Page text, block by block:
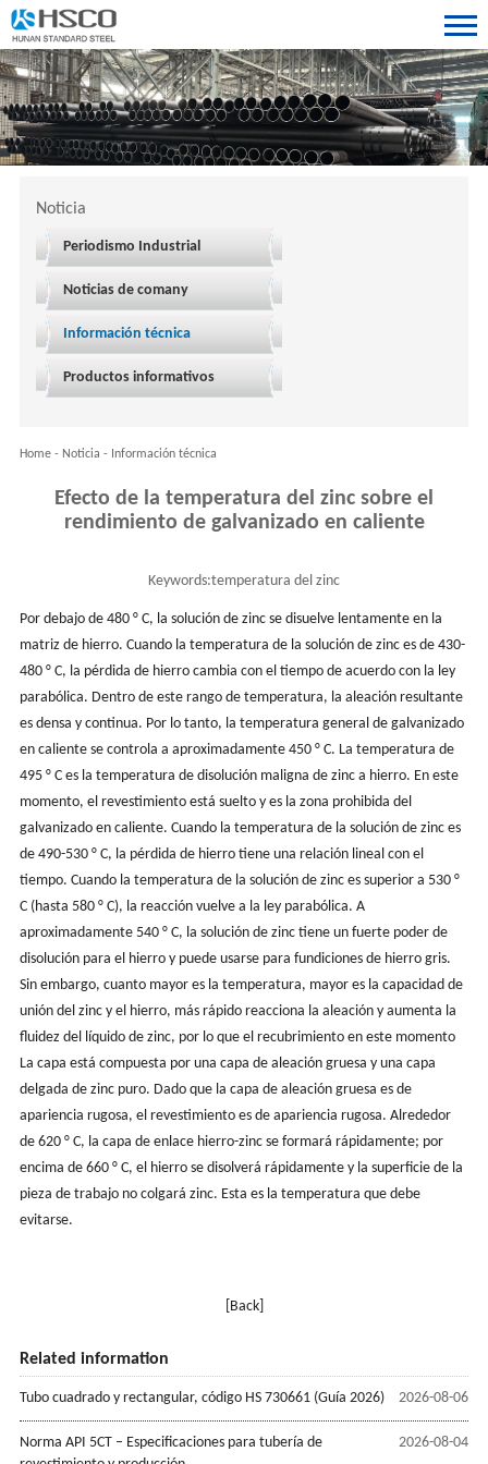
Noticia
Periodismo Industrial
Noticias de comany
Información técnica
Productos informativos
Home- Noticia - Información técnica
Efecto de la temperatura del zinc sobre el
rendimiento de galvanizado en caliente
Keywords:temperatura del zinc
Por debajo de 480 ° C, la solución de zinc se disuelve lentamente en la
matriz de hierro. Cuando la temperatura de la solución de zinc es de 430-
480 ° C, la pérdida de hierro cambia con el tiempo de acuerdo con la ley
parabólica. Dentro de este rango de temperatura, la aleación resultante
es densa y continua. Por lo tanto, la temperatura general de galvanizado
en caliente se controla a aproximadamente 450 ° C. La temperatura de
495 ° C es la temperatura de disolución maligna de zinc a hierro. En este
momento, el revestimiento está suelto y es la zona prohibida del
galvanizado en caliente. Cuando la temperatura de la solución de zinc es
de 490-530 ° C, la pérdida de hierro tiene una relación lineal con el
tiempo. Cuando la temperatura de la solución de zinc es superior a 530 °
C (hasta 580 ° C), la reacción vuelve a la ley parabólica. A
aproximadamente 540 ° C, la solución de zinc tiene un fuerte poder de
disolución para el hierro y puede usarse para fundiciones de hierro gris.
Sin embargo, cuanto mayor es la temperatura, mayor es la capacidad de
unión del zinc y el hierro, más rápido reacciona la aleación y aumenta la
fluidez del líquido de zinc, por lo que el recubrimiento en este momento
La capa está compuesta por una capa de aleación gruesa y una capa
delgada de zinc puro. Dado que la capa de aleación gruesa es de
apariencia rugosa, el revestimiento es de apariencia rugosa. Alrededor
de 620 ° C, la capa de enlace hierro-zinc se formará rápidamente; por
encima de 660 ° C, el hierro se disolverá rápidamente y la superficie de la
pieza de trabajo no colgará zinc. Esta es la temperatura que debe
evitarse.
[Back]
Related information
2026-08-06
Tubo cuadrado y rectangular, código HS 730661 (Guía 2026)
2026-08-04
Norma API 5CT – Especificaciones para tubería de